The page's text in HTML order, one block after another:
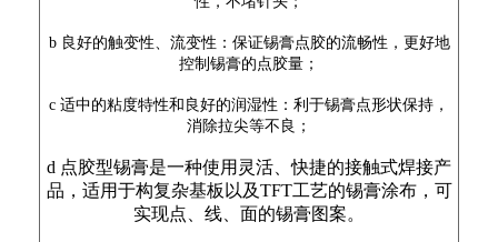
b 良好的触变性、流变性：保证锡膏点胶的流畅性，更好地
控制锡膏的点胶量；
c 适中的粘度特性和良好的润湿性：利于锡膏点形状保持，
消除拉尖等不良；
d 点胶型锡膏是一种使用灵活、快捷的接触式焊接产
品，适用于构复杂基板以及TFT工艺的锡膏涂布，可
实现点、线、面的锡膏图案。